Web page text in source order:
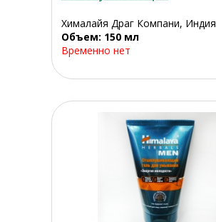
Хималайя Драг Компани, Индия
Объем: 150 мл
Временно нет